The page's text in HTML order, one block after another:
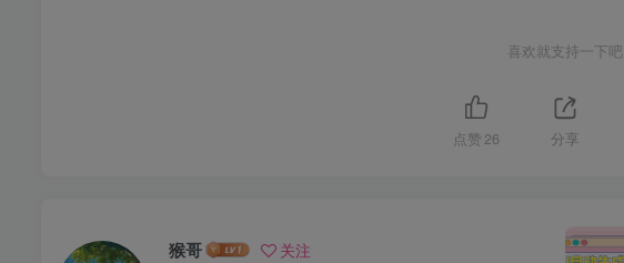
喜欢就支持一下吧
点赞 26 分享
猴哥 关注